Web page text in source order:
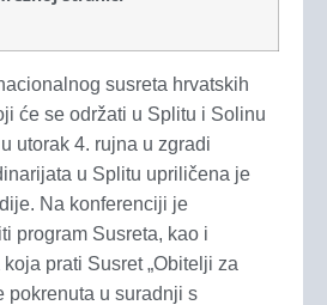
susreta hrvatskih
će se održati u Splitu i Solinu
utorak 4. rujna u zgradi
u Splitu upriličena je
Na konferenciji je
program Susreta, kao i
prati Susret „Obitelji za
pokrenuta u suradnji s